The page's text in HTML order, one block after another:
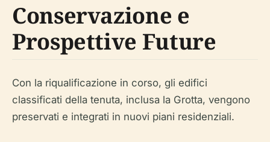
Conservazione e
Prospettive Future
Con la riqualificazione in corso, gli edifici
classificati della tenuta, inclusa la Grotta, vengono
preservati e integrati in nuovi piani residenziali.